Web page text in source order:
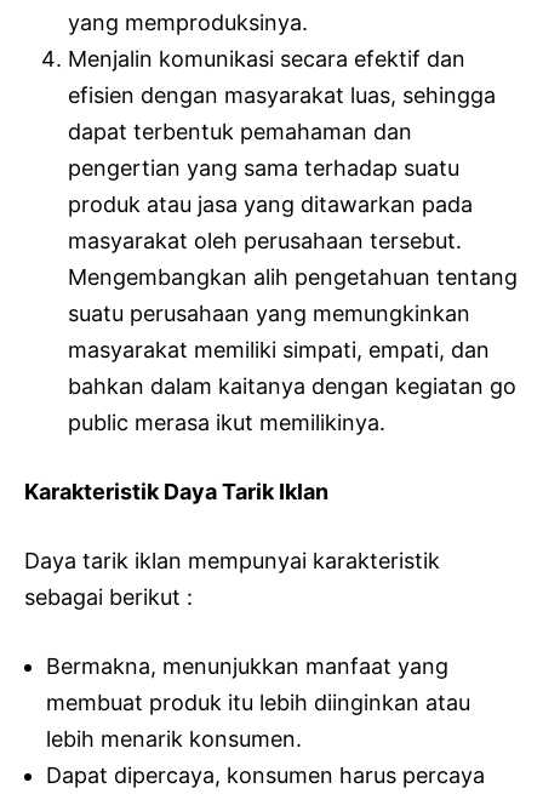
yang memproduksinya.
Menjalin komunikasi secara efektif dan
efisien dengan masyarakat luas, sehingga
dapat terbentuk pemahaman dan
pengertian yang sama terhadap suatu
produk atau jasa yang ditawarkan pada
masyarakat oleh perusahaan tersebut.
Mengembangkan alih pengetahuan tentang
suatu perusahaan yang memungkinkan
masyarakat memiliki simpati, empati, dan
bahkan dalam kaitanya dengan kegiatan go
public merasa ikut memilikinya.
Karakteristik Daya Tarik Iklan
Daya tarik iklan mempunyai karakteristik
sebagai berikut :
Bermakna, menunjukkan manfaat yang
membuat produk itu lebih diinginkan atau
lebih menarik konsumen.
Dapat dipercaya, konsumen harus percaya